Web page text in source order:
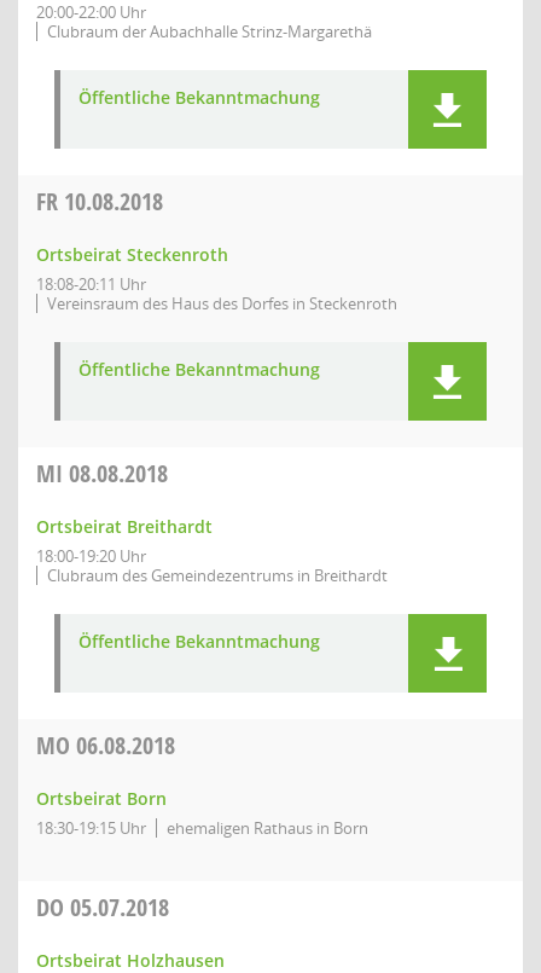
20:00-22:00 Uhr
Clubraum der Aubachhalle Strinz-Margarethä
Öffentliche Bekanntmachung
FR 10.08.2018
Ortsbeirat Steckenroth
18:08-20:11 Uhr
Vereinsraum des Haus des Dorfes in Steckenroth
Öffentliche Bekanntmachung
MI 08.08.2018
Ortsbeirat Breithardt
18:00-19:20 Uhr
Clubraum des Gemeindezentrums in Breithardt
Öffentliche Bekanntmachung
MO 06.08.2018
Ortsbeirat Born
18:30-19:15 Uhr ehemaligen Rathaus in Born
DO 05.07.2018
Ortsbeirat Holzhausen